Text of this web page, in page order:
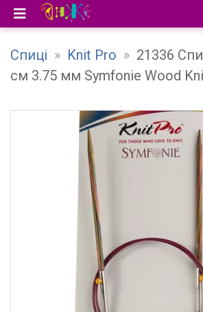
Спиці » Knit Pro » 21336
см 3.75 мм Symfonie Wood